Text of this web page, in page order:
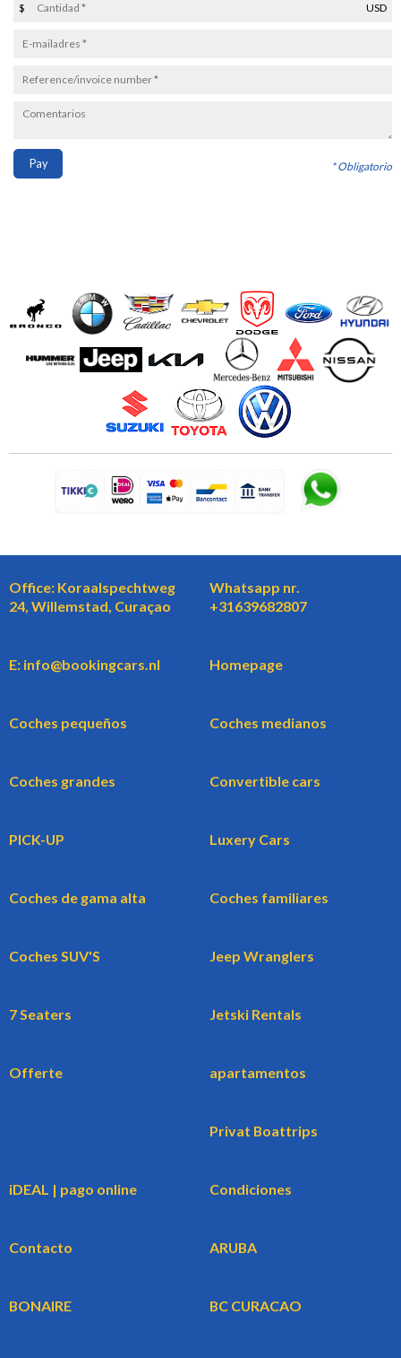
$ USD
Pay * Obligatorio
Office: Koraalspechtweg
24, Willemstad, Curaçao
Whatsapp nr.
+31639682807
E: info@bookingcars.nl Homepage
Coches pequeños Coches medianos
Coches grandes Convertible cars
PICK-UP Luxery Cars
Coches de gama alta Coches familiares
Coches SUV'S Jeep Wranglers
7 Seaters Jetski Rentals
Offerte apartamentos
Privat Boattrips
iDEAL | pago online Condiciones
Contacto ARUBA
BONAIRE BC CURACAO